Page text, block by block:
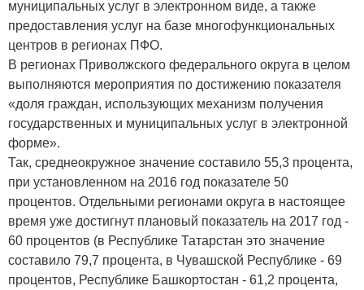
муниципальных услуг в электронном виде, а также
предоставления услуг на базе многофункциональных
центров в регионах ПФО.
В регионах Приволжского федерального округа в целом
выполняются мероприятия по достижению показателя
«доля граждан, использующих механизм получения
государственных и муниципальных услуг в электронной
форме».
Так, среднеокружное значение составило 55,3 процента,
при установленном на 2016 год показателе 50
процентов. Отдельными регионами округа в настоящее
время уже достигнут плановый показатель на 2017 год -
60 процентов (в Республике Татарстан это значение
составило 79,7 процента, в Чувашской Республике - 69
процентов, Республике Башкортостан - 61,2 процента,